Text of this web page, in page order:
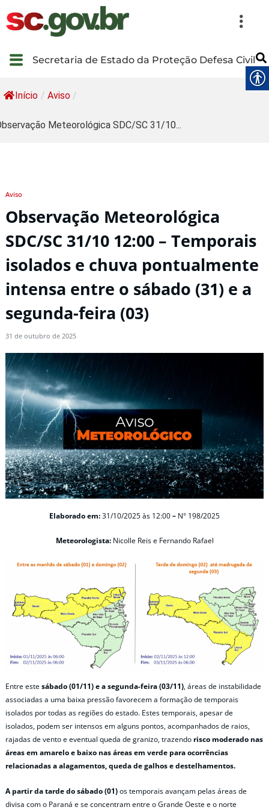
Secretaria de Estado da Proteção Defesa Civil
Início / Aviso /
Meteorológica SDC/SC 31/10...
Aviso
Observação Meteorológica
SDC/SC 31/10 12:00 – Temporais
isolados e chuva pontualmente
intensa entre o sábado (31) e a
segunda-feira (03)
31 de outubro de 2025
Elaborado em:31/10/2025às 12:00– N° 198/2025
Meteorologista:Nicolle Reis e Fernando Rafael
Entre estesábado (01/11) e a segunda-feira (03/11), áreas de instabilidade
associadas a uma baixa pressão favorecem a formação de temporais
isolados por todas as regiões do estado. Estes temporais, apesar de
isolados, podem ser intensos em alguns pontos, acompanhados de raios,
rajadas de vento e eventual queda de granizo, trazendo risco moderado nas
áreas em amarelo e baixo nas áreas em verde para ocorrências
relacionadas a alagamentos, queda de galhos e destelhamentos.
A partir da tarde do sábado (01)os temporais avançam pelas áreas de
divisa com o Paraná e se concentram entre o Grande Oeste e o norte